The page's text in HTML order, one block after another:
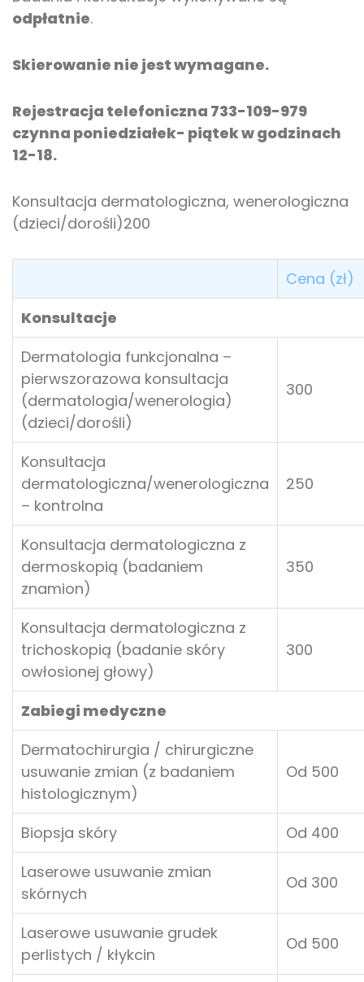
odpłatnie.
Skierowanie nie jest wymagane.
Rejestracja telefoniczna 733-109-979
czynna poniedziałek- piątek w godzinach
12-18.
Konsultacja dermatologiczna, wenerologiczna
(dzieci/dorośli)200
Cena (zł)
Konsultacje
Dermatologia funkcjonalna –
pierwszorazowa konsultacja
(dermatologia/wenerologia)
(dzieci/dorośli)
300
Konsultacja
dermatologiczna/wenerologiczna
– kontrolna
250
Konsultacja dermatologiczna z
dermoskopią (badaniem
znamion)
350
Konsultacja dermatologiczna z
trichoskopią (badanie skóry
owłosionej głowy)
300
Zabiegi medyczne
Dermatochirurgia / chirurgiczne
usuwanie zmian (z badaniem
histologicznym)
Od 500
Biopsja skóry
Od 400
Laserowe usuwanie zmian
skórnych
Od 300
Laserowe usuwanie grudek
perlistych / kłykcin
Od 500